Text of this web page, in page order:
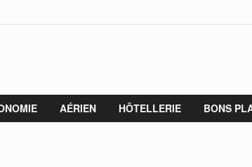
AÉRIEN HÔTELLERIE BONS